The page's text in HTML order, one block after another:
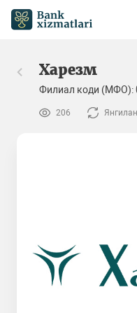
Харезм
Филиал коди (МФО):
206